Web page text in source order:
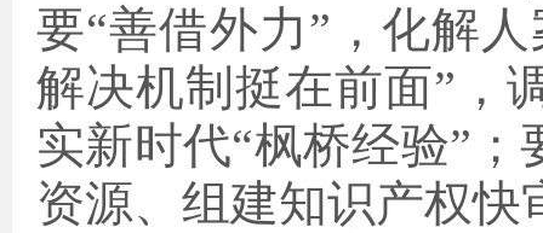
要“善借外力”，化解
解决机制挺在前面”，
实新时代“枫桥经验”
资源、组建知识产权